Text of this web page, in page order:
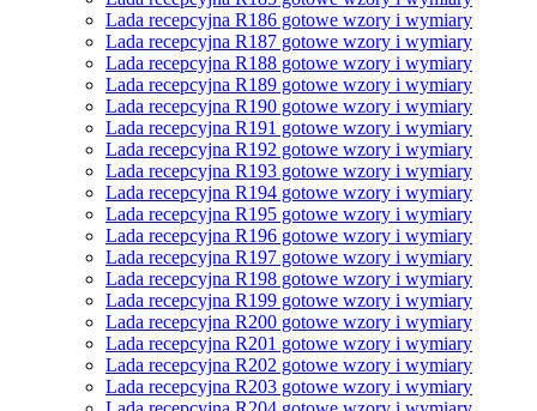
Lada recepcyjna R186 gotowe wzory i wymiary
Lada recepcyjna R187 gotowe wzory i wymiary
Lada recepcyjna R188 gotowe wzory i wymiary
Lada recepcyjna R189 gotowe wzory i wymiary
Lada recepcyjna R190 gotowe wzory i wymiary
Lada recepcyjna R191 gotowe wzory i wymiary
Lada recepcyjna R192 gotowe wzory i wymiary
Lada recepcyjna R193 gotowe wzory i wymiary
Lada recepcyjna R194 gotowe wzory i wymiary
Lada recepcyjna R195 gotowe wzory i wymiary
Lada recepcyjna R196 gotowe wzory i wymiary
Lada recepcyjna R197 gotowe wzory i wymiary
Lada recepcyjna R198 gotowe wzory i wymiary
Lada recepcyjna R199 gotowe wzory i wymiary
Lada recepcyjna R200 gotowe wzory i wymiary
Lada recepcyjna R201 gotowe wzory i wymiary
Lada recepcyjna R202 gotowe wzory i wymiary
Lada recepcyjna R203 gotowe wzory i wymiary